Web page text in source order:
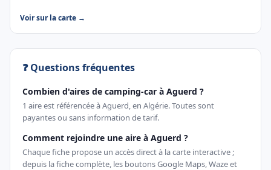
Voir sur la carte →
❓ Questions fréquentes
Combien d'aires de camping-car à Aguerd ?
1 aire est référencée à Aguerd, en Algérie. Toutes sont
payantes ou sans information de tarif.
Comment rejoindre une aire à Aguerd ?
Chaque fiche propose un accès direct à la carte interactive ;
depuis la fiche complète, les boutons Google Maps, Waze et